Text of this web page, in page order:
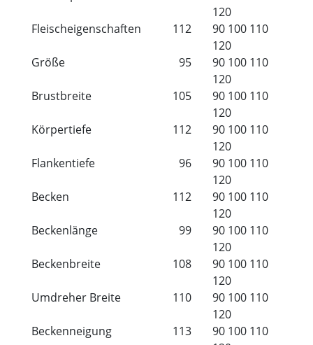
120
Fleischeigenschaften
112 90 100 110
120
Größe
95 90 100 110
120
Brustbreite
105 90 100 110
120
Körpertiefe
112 90 100 110
120
Flankentiefe
96 90 100 110
120
Becken
112 90 100 110
120
Beckenlänge
99 90 100 110
120
Beckenbreite
108 90 100 110
120
Umdreher Breite
110 90 100 110
120
Beckenneigung
113 90 100 110